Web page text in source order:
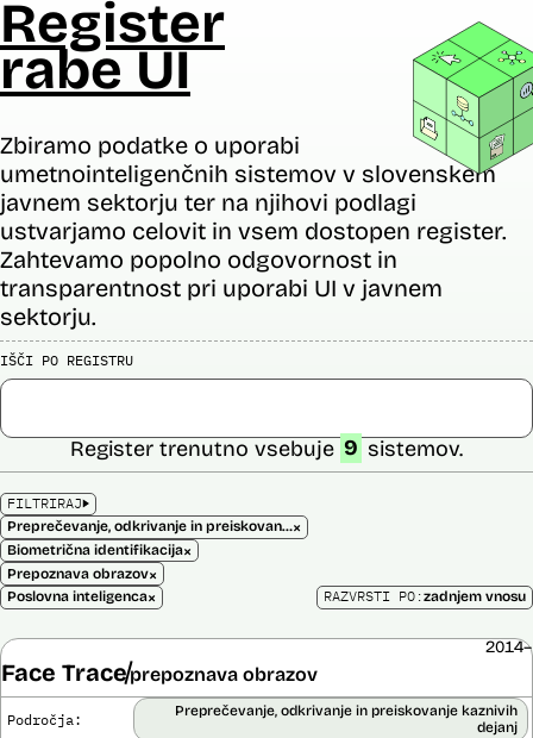
Register
rabe UI
Zbiramo podatke o uporabi
umetnointeligenčnih sistemov v slovenskem
javnem sektorju ter na njihovi podlagi
ustvarjamo celovit in vsem dostopen register.
Zahtevamo popolno odgovornost in
transparentnost pri uporabi UI v javnem
sektorju.
IŠČI PO REGISTRU
FILTRIRAJ
Preprečevanje, odkrivanje in preiskovanje kaznivih dejanj×
Biometrična identifikacija×
Prepoznava obrazov×
Poslovna inteligenca×
Register trenutno vsebuje 9 sistemov.
RAZVRSTI PO:zadnjem vnosu
Face Traceprepoznava obrazov
2014–
Področja:
Preprečevanje, odkrivanje in preiskovanje kaznivih
dejanj